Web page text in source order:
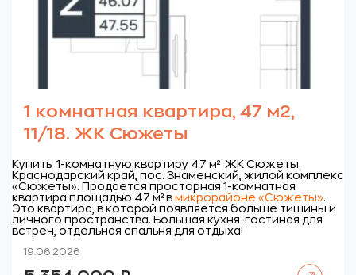
1 комнатная квартира, 47 м2,
11/18. ЖК Сюжеты
Купить 1-комнатную квартиру 47 м² ЖК Сюжеты.
Краснодарский край, пос. Знаменский, жилой комплекс
«Сюжеты». Продается просторная 1-комнатная
квартира площадью 47 м² в микрорайоне «Сюжеты».
Это квартира, в которой появляется больше тишины и
личного пространства. Большая кухня-гостиная для
встреч, отдельная спальня для отдыха!
19.06.2026